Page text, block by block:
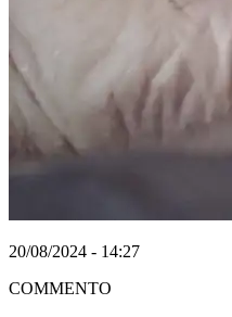
20/08/2024 - 14:27
COMMENTO